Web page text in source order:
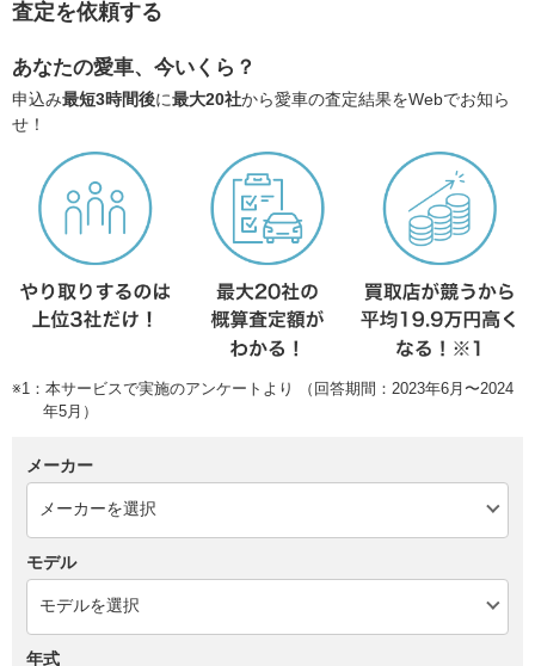
査定を依頼する
あなたの愛車、今いくら？
申込み最短3時間後に最大20社から愛車の査定結果をWebでお知ら
せ！
※1：本サービスで実施のアンケートより （回答期間：2023年6月〜2024
年5月）
メーカー
モデル
年式